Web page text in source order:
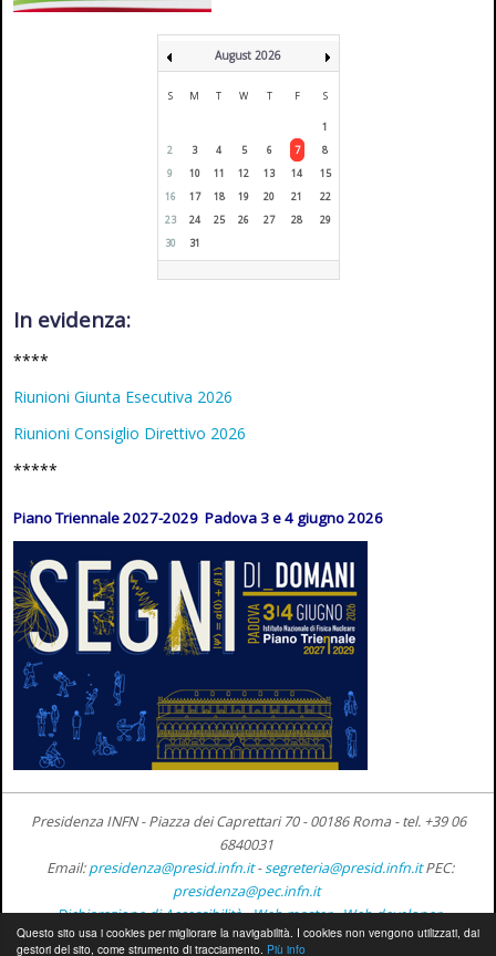
Questo sito usa i cookies per migliorare la navigabilità. I cookies non vengono utilizzati, dai
gestori del sito, come strumento di tracciamento. Più info
August 2026
S M T W T F S
1
2
3 4 5 6 7
8
9
10 11 12 13 14
15
16
17 18 19 20 21
22
23
24 25 26 27 28
29
30
31
In evidenza:
****
Riunioni Giunta Esecutiva 2026
Riunioni Consiglio Direttivo 2026
*****
Piano Triennale 2027-2029 Padova 3 e 4 giugno 2026
Presidenza INFN - Piazza dei Caprettari 70 - 00186 Roma -tel. +39 06
6840031
Email:presidenza@presid.infn.it-segreteria@presid.infn.it PEC:
presidenza@pec.infn.it
Dichiarazione di Accessibilità-Web master-Web developer